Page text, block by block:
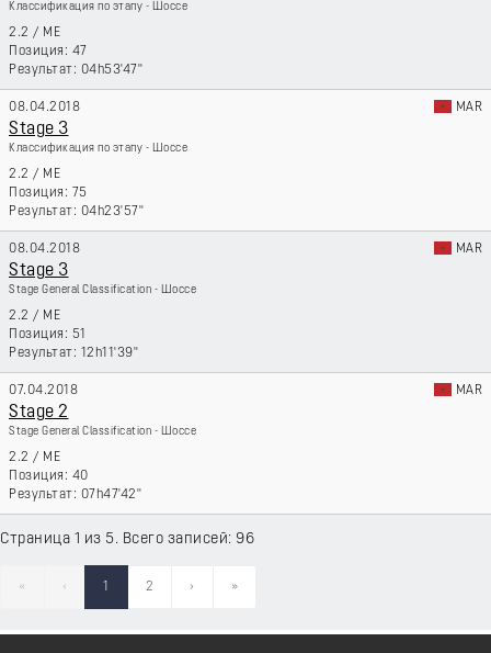
Классификация по этапу - Шоссе
2.2 / ME
47
04h53'47''
08.04.2018 MAR
Stage 3
Классификация по этапу - Шоссе
2.2 / ME
75
04h23'57''
08.04.2018 MAR
Stage 3
Stage General Classification - Шоссе
2.2 / ME
51
12h11'39''
07.04.2018 MAR
Stage 2
Stage General Classification - Шоссе
2.2 / ME
40
07h47'42''
Страница 1 из 5. Всего записей: 96
« ‹ 1 2 › »